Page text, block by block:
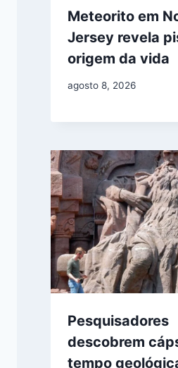
Meteorito em
Jersey revela
origem da vida
agosto 8, 2026
Pesquisadores
descobrem
tempo